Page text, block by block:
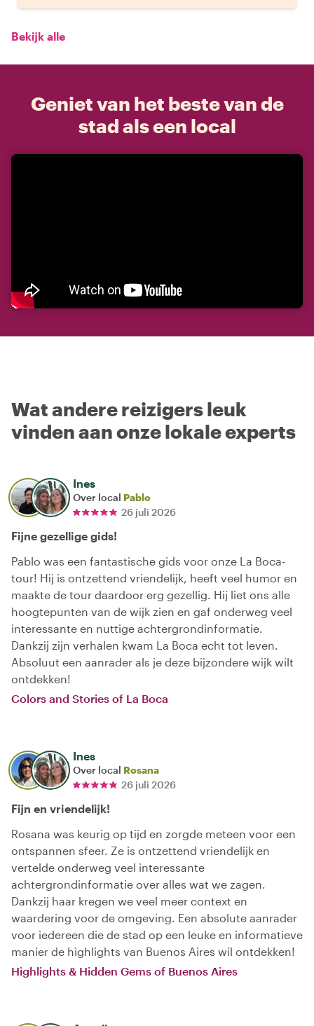
Bekijk alle
Geniet van het beste van de
stad als een local
Wat andere reizigers leuk
vinden aan onze lokale experts
Ines
Over local Pablo
26 juli 2026
Fijne gezellige gids!
Pablo was een fantastische gids voor onze La Boca-
tour! Hij is ontzettend vriendelijk, heeft veel humor en
maakte de tour daardoor erg gezellig. Hij liet ons alle
hoogtepunten van de wijk zien en gaf onderweg veel
interessante en nuttige achtergrondinformatie.
Dankzij zijn verhalen kwam La Boca echt tot leven.
Absoluut een aanrader als je deze bijzondere wijk wilt
ontdekken!
Colors and Stories of La Boca
Ines
Over local Rosana
26 juli 2026
Fijn en vriendelijk!
Rosana was keurig op tijd en zorgde meteen voor een
ontspannen sfeer. Ze is ontzettend vriendelijk en
vertelde onderweg veel interessante
achtergrondinformatie over alles wat we zagen.
Dankzij haar kregen we veel meer context en
waardering voor de omgeving. Een absolute aanrader
voor iedereen die de stad op een leuke en informatieve
manier de highlights van Buenos Aires wil ontdekken!
Highlights & Hidden Gems of Buenos Aires